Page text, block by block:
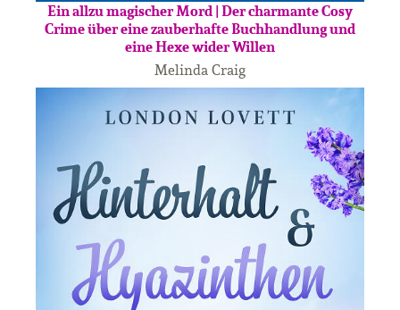
Ein allzu magischer Mord | Der charmante Cosy
Crime über eine zauberhafte Buchhandlung und
eine Hexe wider Willen
Melinda Craig